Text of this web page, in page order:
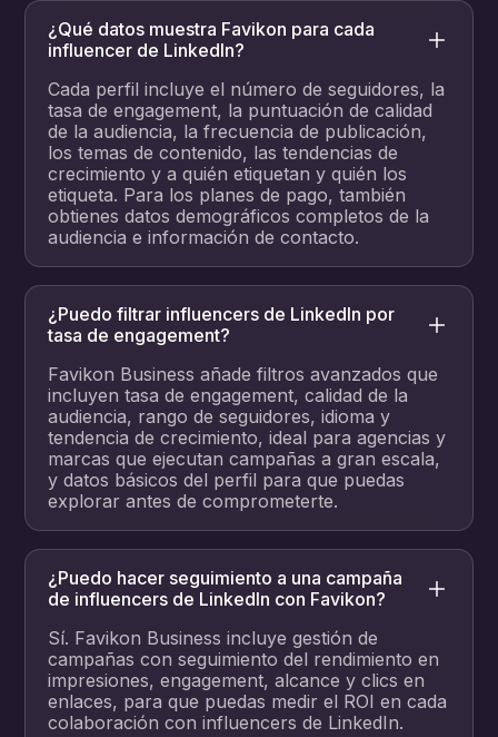
¿Qué datos muestra Favikon para cada
influencer de LinkedIn?
Cada perfil incluye el número de seguidores, la
tasa de engagement, la puntuación de calidad
de la audiencia, la frecuencia de publicación,
los temas de contenido, las tendencias de
crecimiento y a quién etiquetan y quién los
etiqueta. Para los planes de pago, también
obtienes datos demográficos completos de la
audiencia e información de contacto.
¿Puedo filtrar influencers de LinkedIn por
tasa de engagement?
Favikon Business añade filtros avanzados que
incluyen tasa de engagement, calidad de la
audiencia, rango de seguidores, idioma y
tendencia de crecimiento, ideal para agencias y
marcas que ejecutan campañas a gran escala,
y datos básicos del perfil para que puedas
explorar antes de comprometerte.
¿Puedo hacer seguimiento a una campaña
de influencers de LinkedIn con Favikon?
Sí. Favikon Business incluye gestión de
campañas con seguimiento del rendimiento en
impresiones, engagement, alcance y clics en
enlaces, para que puedas medir el ROI en cada
colaboración con influencers de LinkedIn.